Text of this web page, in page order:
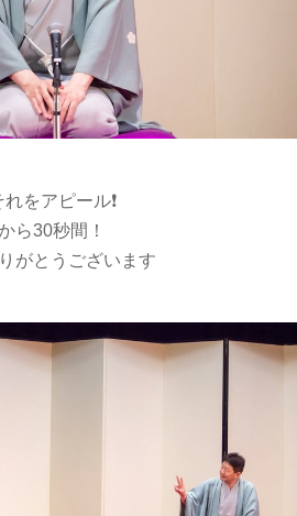
をアピール❗️
ら30秒間！
がとうございます